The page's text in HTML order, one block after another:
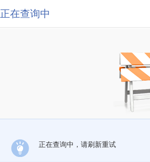
正在查询中
正在查询中，请刷新重试